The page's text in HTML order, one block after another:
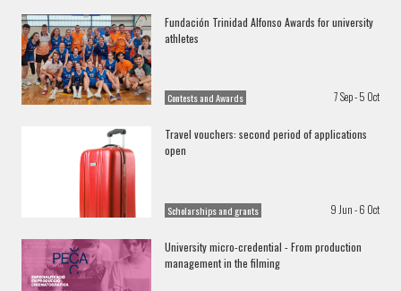
Fundación Trinidad Alfonso Awards for university
athletes
Contests and Awards 7 Sep - 5 Oct
Travel vouchers: second period of applications
open
Scholarships and grants 9 Jun - 6 Oct
University micro-credential - From production
management in the filming